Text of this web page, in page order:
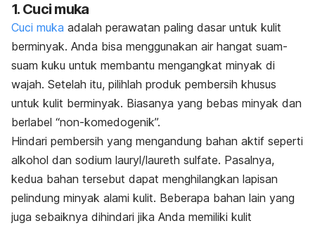
1. Cuci muka
Cuci muka adalah perawatan paling dasar untuk kulit
berminyak. Anda bisa menggunakan air hangat suam-
suam kuku untuk membantu mengangkat minyak di
wajah. Setelah itu, pilihlah produk pembersih khusus
untuk kulit berminyak. Biasanya yang bebas minyak dan
berlabel “non-komedogenik”.
Hindari pembersih yang mengandung bahan aktif seperti
alkohol dan sodium lauryl/laureth sulfate. Pasalnya,
kedua bahan tersebut dapat menghilangkan lapisan
pelindung minyak alami kulit. Beberapa bahan lain yang
juga sebaiknya dihindari jika Anda memiliki kulit